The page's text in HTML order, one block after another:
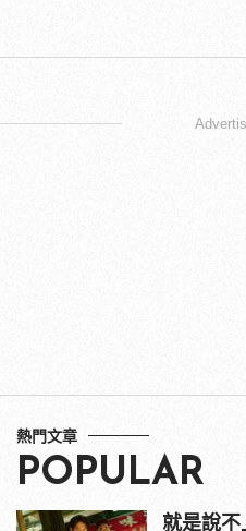
熱門文章
POPULAR
就是說不